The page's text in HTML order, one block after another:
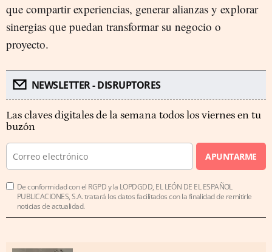
que compartir experiencias, generar alianzas y explorar
sinergias que puedan transformar su negocio o
proyecto.
NEWSLETTER - DISRUPTORES
Las claves digitales de la semana todos los viernes en tu
buzón
APUNTARME
De conformidad con el RGPD y la LOPDGDD, EL LEÓN DE EL ESPAÑOL
PUBLICACIONES, S.A. tratará los datos facilitados con la finalidad de remitirle
noticias de actualidad.